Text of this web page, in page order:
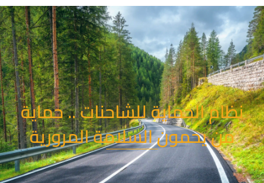
تخطي
إلى
المحتوى
نظام الحماية للشاحنات .. حماية
من يحمون السلامة المرورية